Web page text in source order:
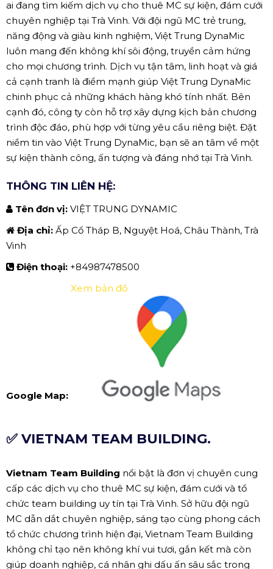
ai đang tìm kiếm dịch vụ cho thuê MC sự kiện, đám cưới
chuyên nghiệp tại Trà Vinh. Với đội ngũ MC trẻ trung,
năng động và giàu kinh nghiệm, Việt Trung DynaMic
luôn mang đến không khí sôi động, truyền cảm hứng
cho mọi chương trình. Dịch vụ tận tâm, linh hoạt và giá
cả cạnh tranh là điểm mạnh giúp Việt Trung DynaMic
chinh phục cả những khách hàng khó tính nhất. Bên
cạnh đó, công ty còn hỗ trợ xây dựng kịch bản chương
trình độc đáo, phù hợp với từng yêu cầu riêng biệt. Đặt
niềm tin vào Việt Trung DynaMic, bạn sẽ an tâm về một
sự kiện thành công, ấn tượng và đáng nhớ tại Trà Vinh.
THÔNG TIN LIÊN HỆ:
Tên đơn vị: VIỆT TRUNG DYNAMIC
Địa chỉ: Ấp Cổ Tháp B, Nguyệt Hoá, Châu Thành, Trà
Vinh
Điện thoại: +84987478500
Google Map:
Xem bản đồ
✅ VIETNAM TEAM BUILDING.
Vietnam Team Building nổi bật là đơn vị chuyên cung
cấp các dịch vụ cho thuê MC sự kiện, đám cưới và tổ
chức team building uy tín tại Trà Vinh. Sở hữu đội ngũ
MC dẫn dắt chuyên nghiệp, sáng tạo cùng phong cách
tổ chức chương trình hiện đại, Vietnam Team Building
không chỉ tạo nên không khí vui tươi, gắn kết mà còn
giúp doanh nghiệp, cá nhân ghi dấu ấn sâu sắc trong